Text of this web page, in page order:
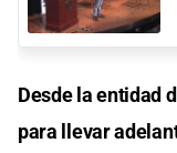
Desde la entidad
para llevar